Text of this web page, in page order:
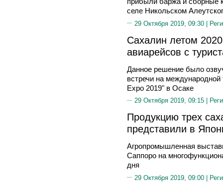
селе Никольском
29 Октября 2019, 09:30 |
Сахалин летом
авиарейсов с
Данное решение было
встречи на международной
Expo 2019" в Осаке
29 Октября 2019, 09:15 |
Продукцию трех
представили в
Агропромышленная
Саппоро на
дня
29 Октября 2019, 09:00 |